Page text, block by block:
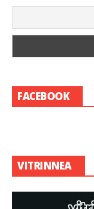
FACEBOOK
VITRINNEA